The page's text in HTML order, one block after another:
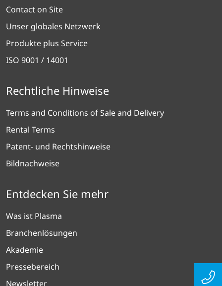
Contact on Site
Unser globales Netzwerk
Produkte plus Service
ISO 9001 / 14001
Rechtliche Hinweise
Terms and Conditions of Sale and Delivery
Rental Terms
Patent- und Rechtshinweise
Bildnachweise
Entdecken Sie mehr
Was ist Plasma
Branchenlösungen
Akademie
Pressebereich
Newsletter